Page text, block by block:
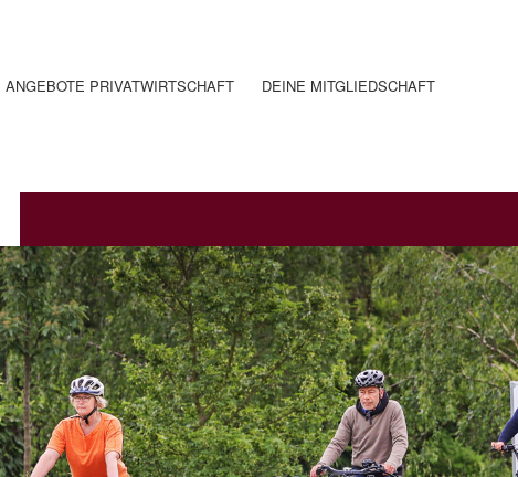
ANGEBOTE PRIVATWIRTSCHAFT DEINE MITGLIEDSCHAFT